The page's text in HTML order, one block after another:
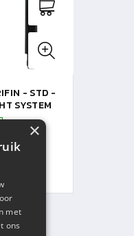
- STD -
SYSTEM
×
met
ons